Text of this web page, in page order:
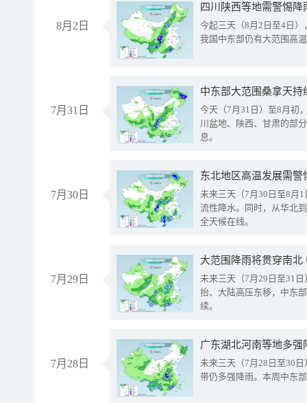
8月2日
今起三天（8月2日至4日
我国中东部仍有大范围高
7月31日
中东部大范围桑拿天
今天（7月31日）至8月初
川盆地、陕西、甘肃的部
息。
7月30日
东北地区高温发展需
未来三天（7月30日至8月
流性降水。同时，从华北
全天候在线。
7月29日
大范围降雨将贯穿南
未来三天（7月29日至31
抬、大陆高压东移，中东
续。
7月28日
广东湖北河南等地多
未来三天（7月28日至30
带仍多强降雨。本周中东